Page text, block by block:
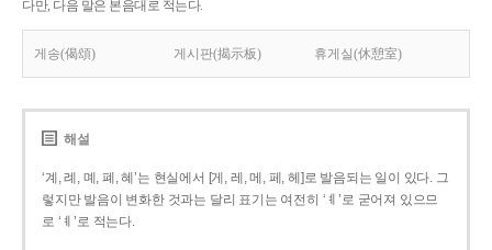
다만, 다음 말은 본음대로 적는다.
게송(偈頌) 게시판(揭示板) 휴게실(休憩室)
해설
‘계, 례, 몌, 폐, 혜’는 현실에서 [게, 레, 메, 페, 헤]로 발음되는 일이 있다. 그
렇지만 발음이 변화한 것과는 달리 표기는 여전히 ‘ㅖ’로 굳어져 있으므
로 ‘ㅖ’로 적는다.